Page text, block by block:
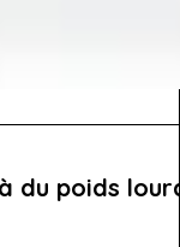
du poids